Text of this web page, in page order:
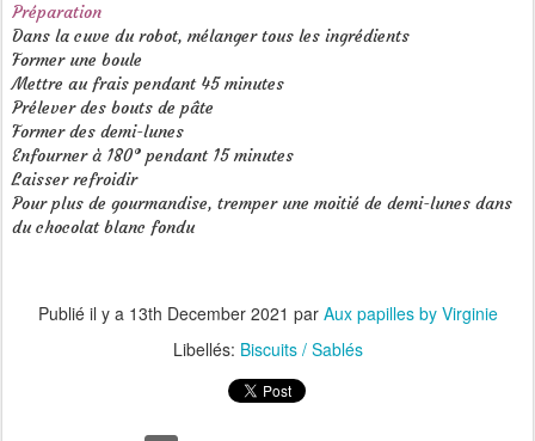
Préparation
Dans la cuve du robot, mélanger tous les ingrédients
Former une boule
Mettre au frais pendant 45 minutes
Prélever des bouts de pâte
Former des demi-lunes
Enfourner à 180° pendant 15 minutes
Laisser refroidir
Pour plus de gourmandise, tremper une moitié de demi-lunes dans
du chocolat blanc fondu
Publié il y a 13th December 2021 par Aux papilles by Virginie
Libellés: Biscuits / Sablés